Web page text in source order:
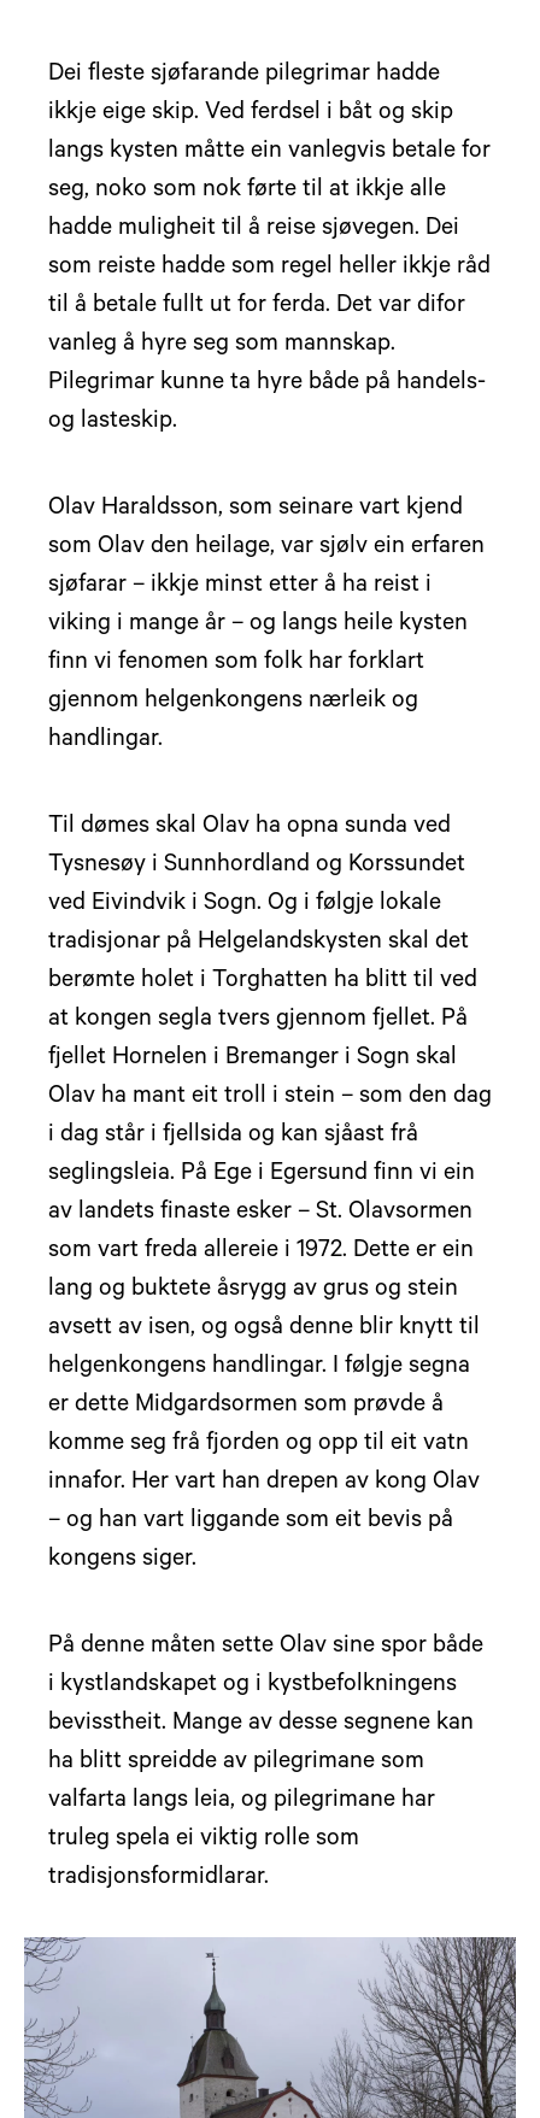
Dei fleste sjøfarande pilegrimar hadde
ikkje eige skip. Ved ferdsel i båt og skip
langs kysten måtte ein vanlegvis betale for
seg, noko som nok førte til at ikkje alle
hadde muligheit til å reise sjøvegen. Dei
som reiste hadde som regel heller ikkje råd
til å betale fullt ut for ferda. Det var difor
vanleg å hyre seg som mannskap.
Pilegrimar kunne ta hyre både på handels-
og lasteskip.
Olav Haraldsson, som seinare vart kjend
som Olav den heilage, var sjølv ein erfaren
sjøfarar – ikkje minst etter å ha reist i
viking i mange år – og langs heile kysten
finn vi fenomen som folk har forklart
gjennom helgenkongens nærleik og
handlingar.
Til dømes skal Olav ha opna sunda ved
Tysnesøy i Sunnhordland og Korssundet
ved Eivindvik i Sogn. Og i følgje lokale
tradisjonar på Helgelandskysten skal det
berømte holet i Torghatten ha blitt til ved
at kongen segla tvers gjennom fjellet. På
fjellet Hornelen i Bremanger i Sogn skal
Olav ha mant eit troll i stein – som den dag
i dag står i fjellsida og kan sjåast frå
seglingsleia. På Ege i Egersund finn vi ein
av landets finaste esker – St. Olavsormen
som vart freda allereie i 1972. Dette er ein
lang og buktete åsrygg av grus og stein
avsett av isen, og også denne blir knytt til
helgenkongens handlingar. I følgje segna
er dette Midgardsormen som prøvde å
komme seg frå fjorden og opp til eit vatn
innafor. Her vart han drepen av kong Olav
– og han vart liggande som eit bevis på
kongens siger.
På denne måten sette Olav sine spor både
i kystlandskapet og i kystbefolkningens
bevisstheit. Mange av desse segnene kan
ha blitt spreidde av pilegrimane som
valfarta langs leia, og pilegrimane har
truleg spela ei viktig rolle som
tradisjonsformidlarar.